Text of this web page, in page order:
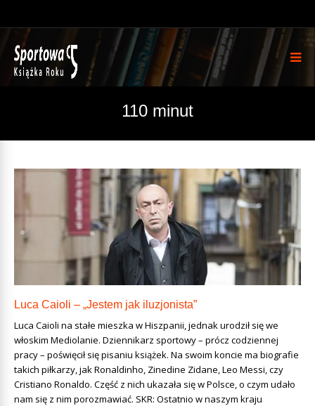
110 minut
Luca Caioli – „Jestem jak iluzjonista”
Luca Caioli na stałe mieszka w Hiszpanii, jednak urodził się we
włoskim Mediolanie. Dziennikarz sportowy – prócz codziennej
pracy – poświęcił się pisaniu książek. Na swoim koncie ma biografie
takich piłkarzy, jak Ronaldinho, Zinedine Zidane, Leo Messi, czy
Cristiano Ronaldo. Część z nich ukazała się w Polsce, o czym udało
nam się z nim porozmawiać. SKR: Ostatnio w naszym kraju